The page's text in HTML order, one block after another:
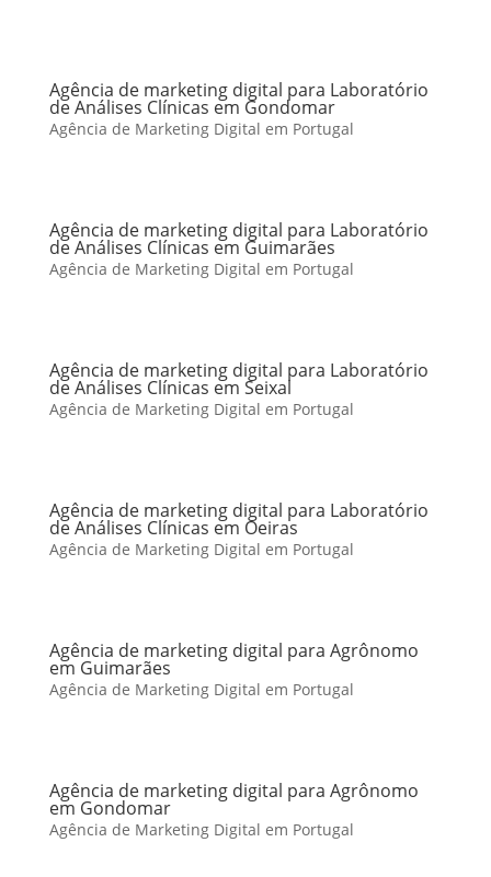
Agência de marketing digital para Laboratório
de Análises Clínicas em Gondomar
Agência de Marketing Digital em Portugal
Agência de marketing digital para Laboratório
de Análises Clínicas em Guimarães
Agência de Marketing Digital em Portugal
Agência de marketing digital para Laboratório
de Análises Clínicas em Seixal
Agência de Marketing Digital em Portugal
Agência de marketing digital para Laboratório
de Análises Clínicas em Oeiras
Agência de Marketing Digital em Portugal
Agência de marketing digital para Agrônomo
em Guimarães
Agência de Marketing Digital em Portugal
Agência de marketing digital para Agrônomo
em Gondomar
Agência de Marketing Digital em Portugal